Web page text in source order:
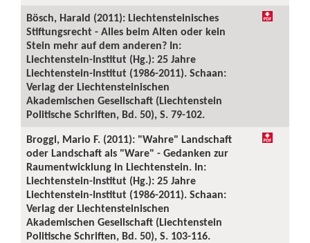
Bösch, Harald (2011): Liechtensteinisches
Stiftungsrecht - Alles beim Alten oder kein
Stein mehr auf dem anderen? In:
Liechtenstein-Institut (Hg.): 25 Jahre
Liechtenstein-Institut (1986-2011). Schaan:
Verlag der Liechtensteinischen
Akademischen Gesellschaft (Liechtenstein
Politische Schriften, Bd. 50), S. 79-102.
Broggi, Mario F. (2011): "Wahre" Landschaft
oder Landschaft als "Ware" - Gedanken zur
Raumentwicklung in Liechtenstein. In:
Liechtenstein-Institut (Hg.): 25 Jahre
Liechtenstein-Institut (1986-2011). Schaan:
Verlag der Liechtensteinischen
Akademischen Gesellschaft (Liechtenstein
Politische Schriften, Bd. 50), S. 103-116.